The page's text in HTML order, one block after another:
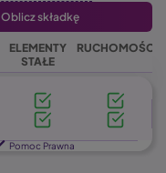
ELEMENTY
STAŁE
RUCHOMOŚCI
Pomoc Prawna
Oblicz składkę